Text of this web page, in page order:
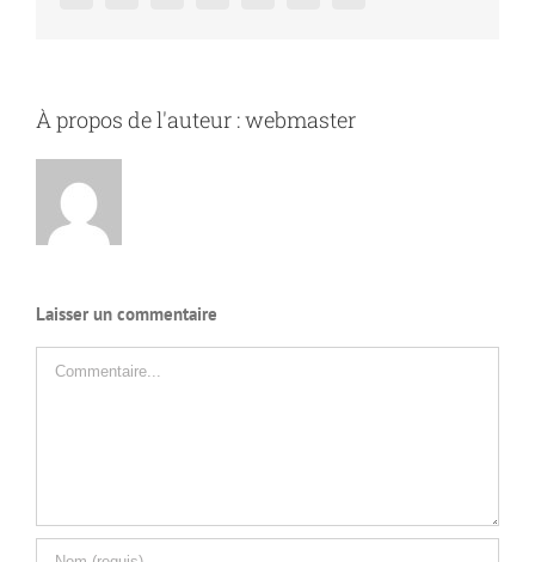
À propos de l'auteur :webmaster
Laisser un commentaire